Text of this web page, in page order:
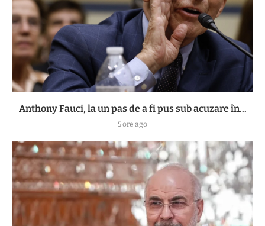
Anthony Fauci, la un pas de a fi pus sub acuzare în...
5 ore ago